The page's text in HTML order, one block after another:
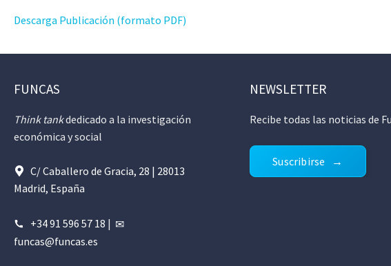
Descarga Publicación (formato PDF)
FUNCAS
Think tankdedicado a la investigación
económica y social
C/ Caballero de Gracia, 28 | 28013
Madrid, España
+34 91 596 57 18 |
funcas@funcas.es
NEWSLETTER
Recibe todas las noticias de
Suscribirse